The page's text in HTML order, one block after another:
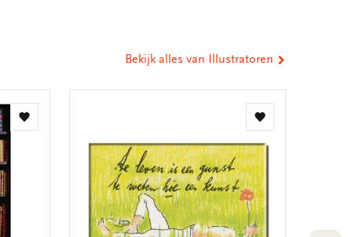
Bekijk alles van Illustratoren
Toevoegen
Toevoegen
verlanglijst